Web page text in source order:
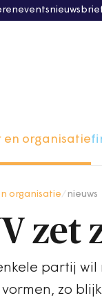
events
en organisatie
organisatie nieuws
zet
partij wil
vormen, zo